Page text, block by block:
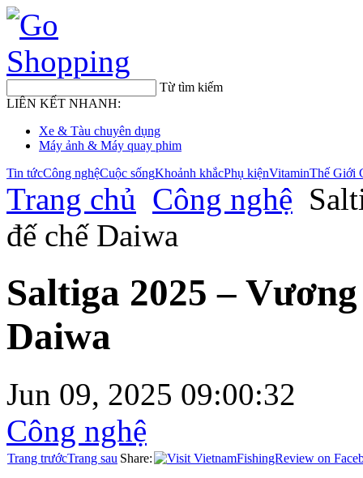
Từ tìm kiếm
LIÊN KẾT NHANH:
Xe & Tàu chuyên dụng
Máy ảnh & Máy quay phim
Tin tứcCông nghệCuộc sốngKhoảnh khắcPhụ kiệnVitaminThế Giới
Trang chủ Công nghệ
đế chế Daiwa
Saltiga 2025 –
Daiwa
Jun 09, 2025 09:00:32
Công nghệ
Trang trướcTrang sau Share: